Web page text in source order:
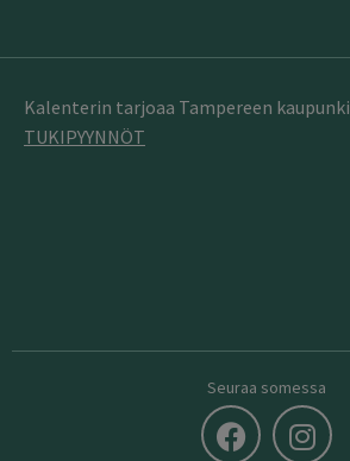
Kalenterin tarjoaa Tampereen kaupunki
TUKIPYYNNÖT
Seuraa somessa